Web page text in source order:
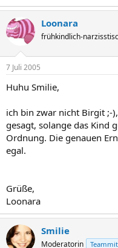
Loonara
frühkindlich-
7 Juli 2005
Huhu Smilie,
ich bin zwar nicht Birgit ;-
gesagt, solange das Kind
Ordnung. Die genauen
egal.
Grüße,
Loonara
Smilie
Moderatorin